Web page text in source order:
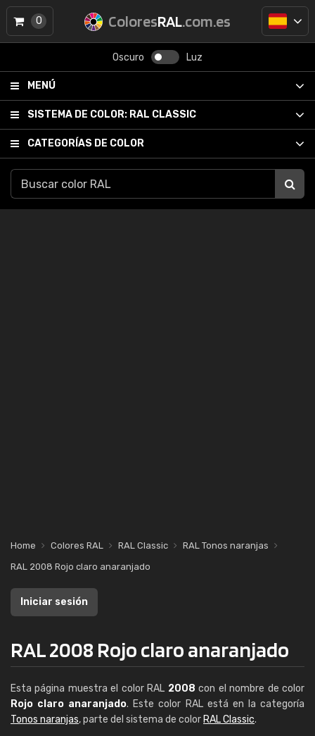
ColoresRAL.com.es
Oscuro Luz
MENÚ
SISTEMA DE COLOR: RAL CLASSIC
CATEGORÍAS DE COLOR
0
Home Colores RAL RAL Classic
RAL Tonos naranjas
RAL 2008 Rojo claro anaranjado
Iniciar sesión
RAL 2008 Rojo claro anaranjado
Esta página muestra el color RAL 2008 con el nombre de color
Rojo claro anaranjado. Este color RAL está en la categoría
Tonos naranjas, parte del sistema de color RAL Classic.